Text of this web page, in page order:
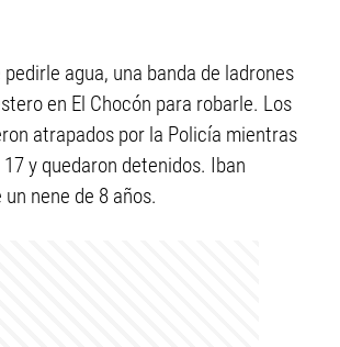
agua, una banda de ladrones
en El Chocón para robarle. Los
atrapados por la Policía mientras
y quedaron detenidos. Iban
nene de 8 años.